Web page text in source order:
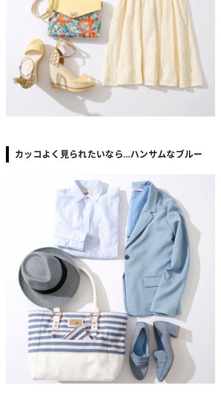
カッコよく見られたいなら…ハンサムなブルー